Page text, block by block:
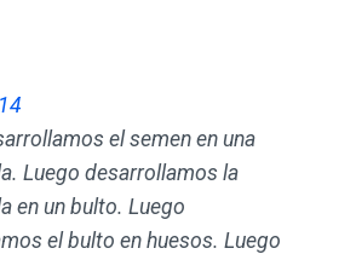
el semen en una
Luego desarrollamos la
en un bulto. Luego
el bulto en huesos. Luego